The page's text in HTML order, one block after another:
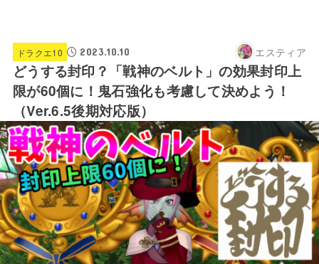
ドラクエ10 2023.10.10 エスティア
どうする封印？「戦神のベルト」の効果封印上
限が60個に！鬼石強化も考慮して決めよう！
（Ver.6.5後期対応版）